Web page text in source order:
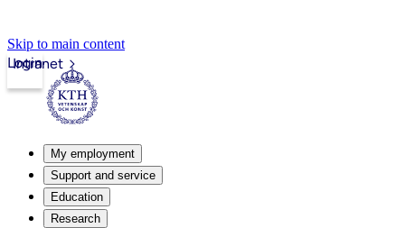
Skip to main content
Intranet
Login
My employment
Support and service
Education
Research